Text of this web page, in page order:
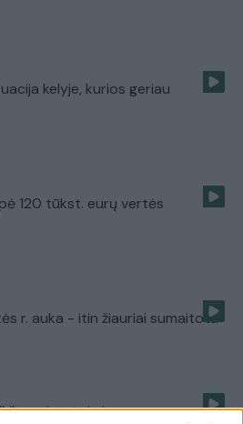
kelyje, kurios geriau
120 tūkst. eurų vertės
r. auka - itin žiauriai sumaitota
vairuotoja ir